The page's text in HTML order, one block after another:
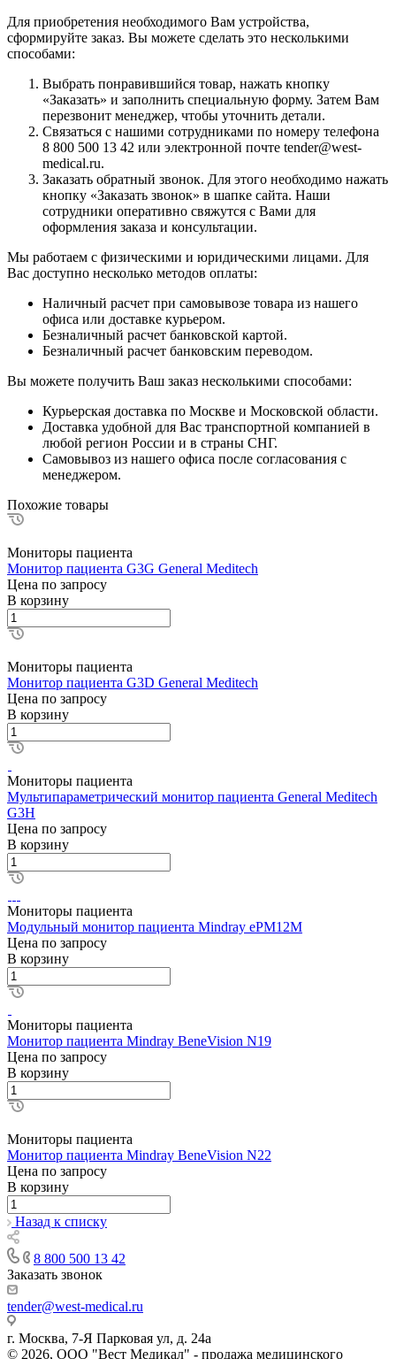
Для приобретения необходимого Вам устройства,
сформируйте заказ. Вы можете сделать это несколькими
способами:
Выбрать понравившийся товар, нажать кнопку
«Заказать» и заполнить специальную форму. Затем Вам
перезвонит менеджер, чтобы уточнить детали.
Связаться с нашими сотрудниками по номеру телефона
8 800 500 13 42 или электронной почте tender@west-
medical.ru.
Заказать обратный звонок. Для этого необходимо нажать
кнопку «Заказать звонок» в шапке сайта. Наши
сотрудники оперативно свяжутся с Вами для
оформления заказа и консультации.
Мы работаем с физическими и юридическими лицами. Для
Вас доступно несколько методов оплаты:
Наличный расчет при самовывозе товара из нашего
офиса или доставке курьером.
Безналичный расчет банковской картой.
Безналичный расчет банковским переводом.
Вы можете получить Ваш заказ несколькими способами:
Курьерская доставка по Москве и Московской области.
Доставка удобной для Вас транспортной компанией в
любой регион России и в страны СНГ.
Самовывоз из нашего офиса после согласования с
менеджером.
Похожие товары
Мониторы пациента
Монитор пациента G3G General Meditech
Цена по запросу
В корзину
Мониторы пациента
Монитор пациента G3D General Meditech
Цена по запросу
В корзину
Мониторы пациента
Мультипараметрический монитор пациента General Meditech
G3H
Цена по запросу
В корзину
Мониторы пациента
Модульный монитор пациента Mindray ePM12M
Цена по запросу
В корзину
Мониторы пациента
Монитор пациента Mindray BeneVision N19
Цена по запросу
В корзину
Мониторы пациента
Монитор пациента Mindray BeneVision N22
Цена по запросу
В корзину
Назад к списку
8 800 500 13 42
Заказать звонок
tender@west-medical.ru
г. Москва, 7-Я Парковая ул, д. 24а
© 2026, ООО "Вест Медикал" - продажа медицинского